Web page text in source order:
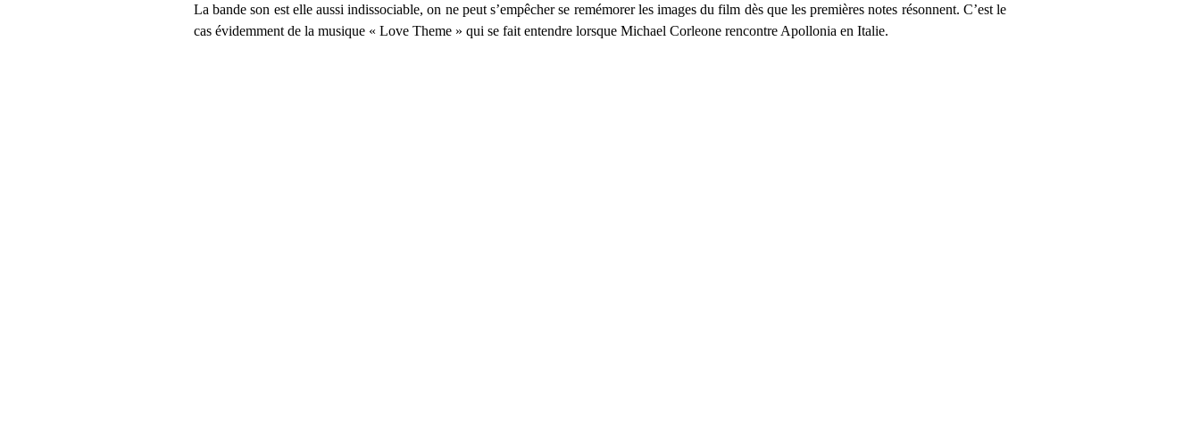
La bande son est elle aussi indissociable, on ne peut s’empêcher se remémorer les images du film dès que les premières notes résonnent. C’est le
cas évidemment de la musique « Love Theme » qui se fait entendre lorsque Michael Corleone rencontre Apollonia en Italie.